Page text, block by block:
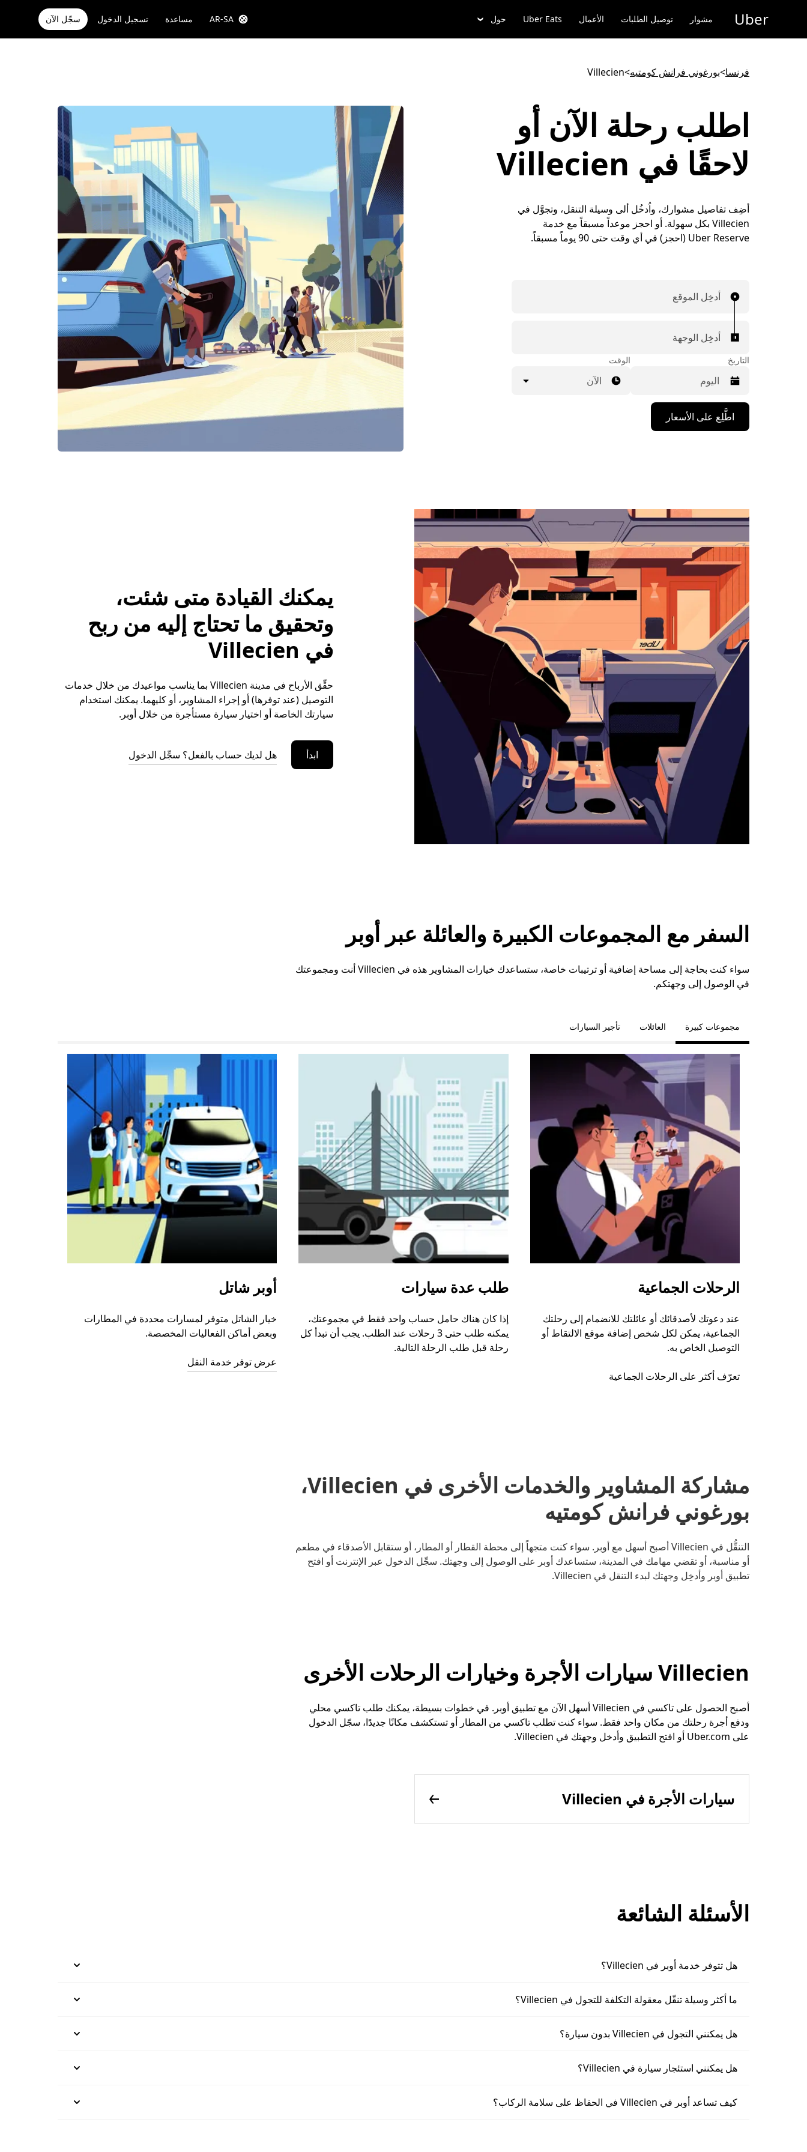
المحتوى
Uber مشوار توصيل الطلبات الأعمال Uber Eats حول AR-SA مساعدة تسجيل الدخول سجّل الآن
فرنسا>بورغوني فرانش كومتيه>
Villecien
اطلب رحلة الآن أو
لاحقًا في Villecien
أضِف تفاصيل مشوارك، واُدخُل ألى وسيلة التنقل، وتجوَّل في
Villecien بكل سهولة. أو احجز موعداً مسبقاً مع خدمة
Uber Reserve (احجز) في أي وقت حتى 90 يوماً مسبقاً.
أدخِل الموقع
أدخِل الوجهة
التاريخ
اضغط
على
مفتاح
اضغط
زر
الخروج
لإغلاق
التقويم.
الوقت
الآن
اطَّلِع على الأسعار
يمكنك القيادة متى شئت،
وتحقيق ما تحتاج إليه من ربح
في Villecien
حقِّق الأرباح في مدينة Villecien بما يناسب مواعيدك من خلال خدمات
التوصيل (عند توفرها) أو إجراء المشاوير، أو كليهما. يمكنك استخدام
سيارتك الخاصة أو اختيار سيارة مستأجرة من خلال أوبر.
ابدأ هل لديك حساب بالفعل؟ سجِّل الدخول
السفر مع المجموعات الكبيرة والعائلة عبر أوبر
سواء كنت بحاجة إلى مساحة إضافية أو ترتيبات خاصة، ستساعدك خيارات المشاوير هذه في Villecien أنت ومجموعتك
في الوصول إلى وجهتكم.
مجموعات كبيرة العائلات تأجير السيارات
الرحلات الجماعية
عند دعوتك لأصدقائك أو عائلتك للانضمام إلى رحلتك
الجماعية، يمكن لكل شخص إضافة موقع الالتقاط أو
التوصيل الخاص به.
تعرّف أكثر على الرحلات الجماعية
طلب عدة سيارات
إذا كان هناك حامل حساب واحد فقط في مجموعتك،
يمكنه طلب حتى 3 رحلات عند الطلب. يجب أن تبدأ كل
رحلة قبل طلب الرحلة التالية.
أوبر شاتل
خيار الشاتل متوفر لمسارات محددة في المطارات
وبعض أماكن الفعاليات المخصصة.
عرض توفر خدمة النقل
مشاركة المشاوير والخدمات الأخرى في Villecien،
بورغوني فرانش كومتيه
التنقُّل في Villecien أصبح أسهل مع أوبر. سواء كنت متجهاً إلى محطة القطار أو المطار، أو ستقابل الأصدقاء في مطعم
أو مناسبة، أو تقضي مهامك في المدينة، ستساعدك أوبر على الوصول إلى وجهتك. سجِّل الدخول عبر الإنترنت أو افتح
تطبيق أوبر وأدخِل وجهتك لبدء التنقل في Villecien.
Villecien سيارات الأجرة وخيارات الرحلات الأخرى
أصبح الحصول على تاكسي في Villecien أسهل الآن مع تطبيق أوبر. في خطوات بسيطة، يمكنك طلب تاكسي محلي
ودفع أجرة رحلتك من مكان واحد فقط. سواء كنت تطلب تاكسي من المطار أو تستكشف مكانًا جديدًا، سجّل الدخول
على Uber.com أو افتح التطبيق وأدخل وجهتك في Villecien.
سيارات الأجرة في Villecien
الأسئلة الشائعة
هل تتوفر خدمة أوبر في Villecien؟
ما أكثر وسيلة تنقّل معقولة التكلفة للتجول في Villecien؟
هل يمكنني التجول في Villecien بدون سيارة؟
هل يمكنني استئجار سيارة في Villecien؟
كيف تساعد أوبر في Villecien في الحفاظ على سلامة الركاب؟